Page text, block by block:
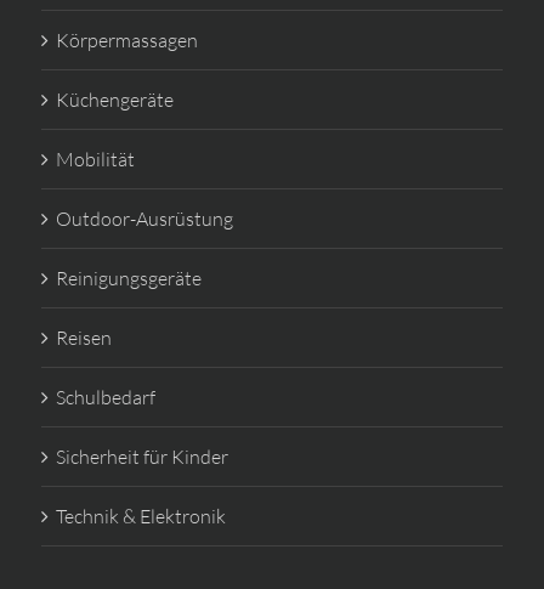
Körpermassagen
Küchengeräte
Mobilität
Outdoor-Ausrüstung
Reinigungsgeräte
Reisen
Schulbedarf
Sicherheit für Kinder
Technik & Elektronik